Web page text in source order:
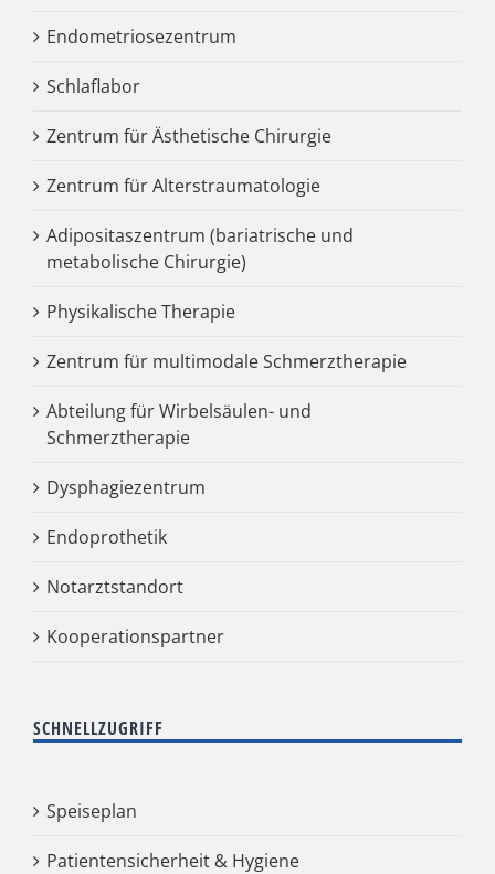
Endometriosezentrum
Schlaflabor
Zentrum für Ästhetische Chirurgie
Zentrum für Alterstraumatologie
Adipositaszentrum (bariatrische und
metabolische Chirurgie)
Physikalische Therapie
Zentrum für multimodale Schmerztherapie
Abteilung für Wirbelsäulen- und
Schmerztherapie
Dysphagiezentrum
Endoprothetik
Notarztstandort
Kooperationspartner
SCHNELLZUGRIFF
Speiseplan
Patientensicherheit & Hygiene